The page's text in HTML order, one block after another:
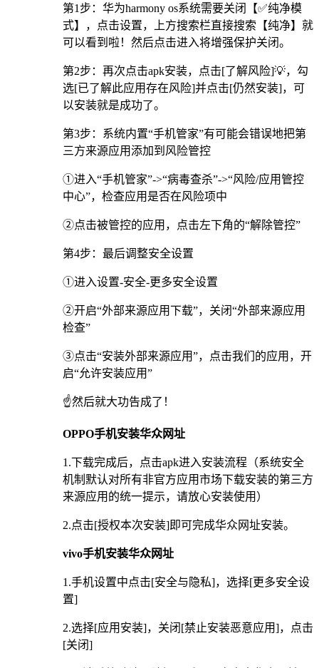
第1步：华为harmony os系统需要关闭【✅纯净模
式】，点击设置，上方搜索栏直接搜索【纯净】就
可以看到啦！然后点击进入将增强保护关闭。
第2步：再次点击apk安装，点击[了解风险]💡，勾
选[已了解此应用存在风险]并点击[仍然安装]，可
以安装就是成功了。
第3步：系统内置“手机管家”有可能会错误地把第
三方来源应用添加到风险管控
①进入“手机管家”->“病毒查杀”->“风险/应用管控
中心”，检查应用是否在风险项中
②点击被管控的应用，点击左下角的“解除管控”
第4步：最后调整安全设置
①进入设置-安全-更多安全设置
②开启“外部来源应用下载”，关闭“外部来源应用
检查”
③点击“安装外部来源应用”，点击我们的应用，开
启“允许安装应用”
☝️然后就大功告成了！
OPPO手机安装华众网址
1.下载完成后，点击apk进入安装流程（系统安全
机制默认对所有非官方应用市场下载安装的第三方
来源应用的统一提示，请放心安装使用）
2.点击[授权本次安装]即可完成华众网址安装。
vivo手机安装华众网址
1.手机设置中点击[安全与隐私]，选择[更多安全设
置]
2.选择[应用安装]，关闭[禁止安装恶意应用]，点击
[关闭]